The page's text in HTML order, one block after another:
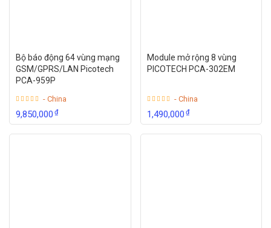
Bộ báo động 64 vùng mạng
GSM/GPRS/LAN Picotech
PCA-959P
- China
9,850,000₫
Module mở rộng 8 vùng
PICOTECH PCA-302EM
- China
1,490,000₫